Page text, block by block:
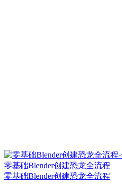
零基础Blender创建恐龙全流程
零基础Blender创建恐龙全流程